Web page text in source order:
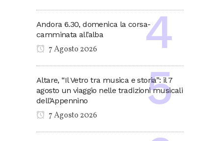
Andora 6.30, domenica la corsa-
camminata all’alba
7 Agosto 2026
Altare, “Il Vetro tra musica e storia”: il 7
agosto un viaggio nelle tradizioni musicali
dell’Appennino
7 Agosto 2026